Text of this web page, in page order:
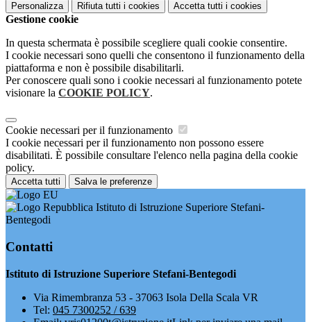
Personalizza Rifiuta tutti i cookies Accetta tutti i cookies
Gestione cookie
In questa schermata è possibile scegliere quali cookie consentire.
I cookie necessari sono quelli che consentono il funzionamento della
piattaforma e non è possibile disabilitarli.
Per conoscere quali sono i cookie necessari al funzionamento potete
visionare la COOKIE POLICY.
Cookie necessari per il funzionamento
I cookie necessari per il funzionamento non possono essere
disabilitati. È possibile consultare l'elenco nella pagina della cookie
policy.
Accetta tutti Salva le preferenze
Istituto di Istruzione Superiore Stefani-
Bentegodi
Contatti
Istituto di Istruzione Superiore Stefani-Bentegodi
Via Rimembranza 53 - 37063 Isola Della Scala VR
Tel: 045 7300252 / 639